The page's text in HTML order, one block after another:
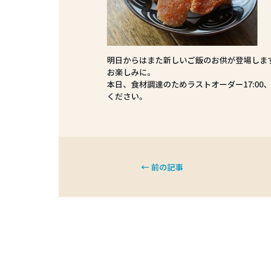
明日からはまた新しいご飯のお供が登場しま
お楽しみに。
本日、食材調達のためラストオーダー17:00
ください。
← 前の記事